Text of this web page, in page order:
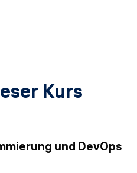
Kurs
und DevOps